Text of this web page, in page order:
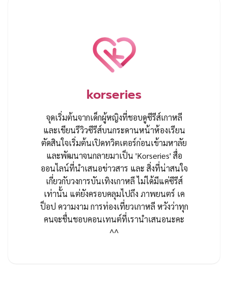
korseries
จุดเริ่มต้นจากเด็กผู้หญิงที่ชอบดูซีรีส์เกาหลี
และเขียนรีวิวซีรีส์บนกระดานหน้าห้องเรียน
ตัดสินใจเริ่มต้นเปิดทวิตเตอร์ก่อนเข้ามหาลัย
และพัฒนาจนกลายมาเป็น 'Korseries' สื่อ
ออนไลน์ที่นำเสนอข่าวสาร และ สิ่งที่น่าสนใจ
เกี่ยวกับวงการบันเทิงเกาหลี ไม่ได้มีแค่ซีรีส์
เท่านั้น แต่ยังครอบคลุมไปถึง ภาพยนตร์ เค
ป็อป ความงาม การท่องเที่ยวเกาหลี หวังว่าทุก
คนจะชื่นชอบคอนเทนต์ที่เรานำเสนอนะคะ
^^